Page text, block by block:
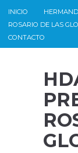
INICIO
ROSARIO DE LAS
CONTACTO